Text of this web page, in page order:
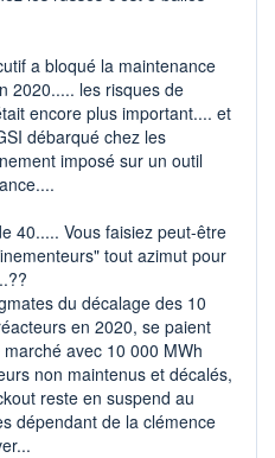
a bloqué la maintenance
2020..... les risques de
encore plus important.... et
débarqué chez les
imposé sur un outil
40..... Vous faisiez peut-être
tout azimut pour
du décalage des 10
en 2020, se paient
avec 10 000 MWh
non maintenus et décalés,
reste en suspend au
dépendant de la clémence